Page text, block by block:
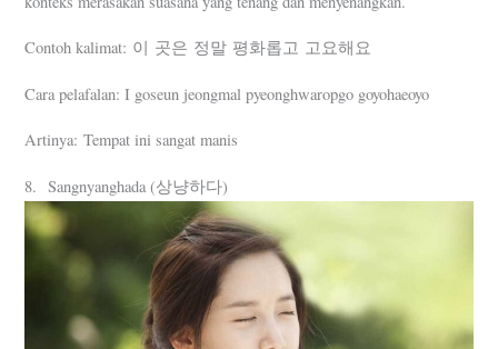
Contoh kalimat: 이 곳은 정말 평화롭고 고요해요
Cara pelafalan: I goseun jeongmal pyeonghwaropgo goyohaeoyo
Artinya: Tempat ini sangat manis
8. Sangnyanghada (상냥하다)